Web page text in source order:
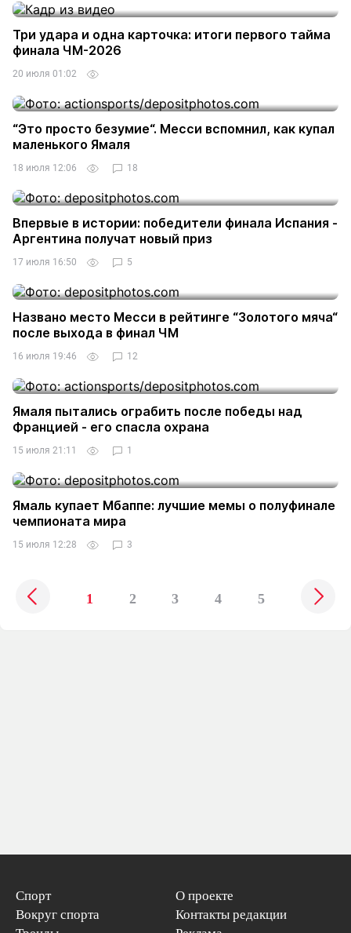
Три удара и одна карточка: итоги первого тайма
финала ЧМ-2026
20 июля 01:02
“Это просто безумие“. Месси вспомнил, как купал
маленького Ямаля
18 июля 12:06 18
Впервые в истории: победители финала Испания -
Аргентина получат новый приз
17 июля 16:50 5
Названо место Месси в рейтинге “Золотого мяча“
после выхода в финал ЧМ
16 июля 19:46 12
Ямаля пытались ограбить после победы над
Францией - его спасла охрана
15 июля 21:11 1
Ямаль купает Мбаппе: лучшие мемы о полуфинале
чемпионата мира
15 июля 12:28 3
1 2 3 4 5
Спорт
Вокруг спорта
О проекте
Контакты редакции